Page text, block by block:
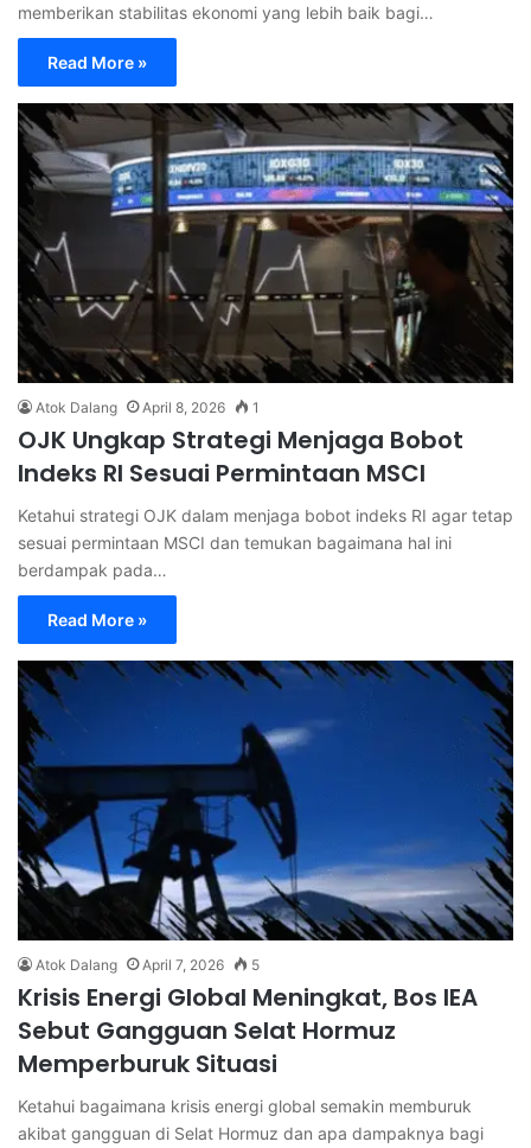
memberikan stabilitas ekonomi yang lebih baik bagi…
Read More »
Atok Dalang April 8, 2026 1
OJK Ungkap Strategi Menjaga Bobot
Indeks RI Sesuai Permintaan MSCI
Ketahui strategi OJK dalam menjaga bobot indeks RI agar tetap
sesuai permintaan MSCI dan temukan bagaimana hal ini
berdampak pada…
Read More »
Atok Dalang April 7, 2026 5
Krisis Energi Global Meningkat, Bos IEA
Sebut Gangguan Selat Hormuz
Memperburuk Situasi
Ketahui bagaimana krisis energi global semakin memburuk
akibat gangguan di Selat Hormuz dan apa dampaknya bagi